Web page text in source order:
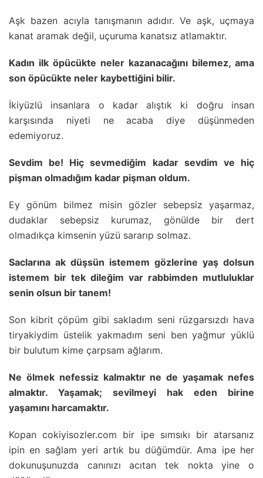
Aşk bazen acıyla tanışmanın adıdır. Ve aşk, uçmaya
kanat aramak değil, uçuruma kanatsız atlamaktır.
Kadın ilk öpücükte neler kazanacağını bilemez, ama
son öpücükte neler kaybettiğini bilir.
İkiyüzlü insanlara o kadar alıştık ki doğru insan
karşısında niyeti ne acaba diye düşünmeden
edemiyoruz.
Sevdim be! Hiç sevmediğim kadar sevdim ve hiç
pişman olmadığım kadar pişman oldum.
Ey gönüm bilmez misin gözler sebepsiz yaşarmaz,
dudaklar sebepsiz kurumaz, gönülde bir dert
olmadıkça kimsenin yüzü sararıp solmaz.
Saclarına ak düşsün istemem gözlerine yaş dolsun
istemem bir tek dileğim var rabbimden mutluluklar
senin olsun bir tanem!
Son kibrit çöpüm gibi sakladım seni rüzgarsızdı hava
tiryakiydim üstelik yakmadım seni ben yağmur yüklü
bir bulutum kime çarpsam ağlarım.
Ne ölmek nefessiz kalmaktır ne de yaşamak nefes
almaktır. Yaşamak; sevilmeyi hak eden birine
yaşamını harcamaktır.
Kopan cokiyisozler.com bir ipe sımsıkı bir atarsanız
ipin en sağlam yeri artık bu düğümdür. Ama ipe her
dokunuşunuzda canınızı acıtan tek nokta yine o